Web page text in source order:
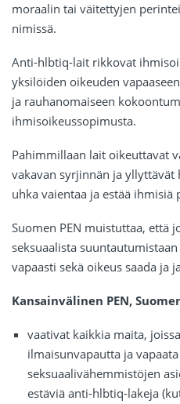
moraalin tai väitettyjen
nimissä.
Anti-hlbtiq-lait rikkovat
yksilöiden oikeuden
ja rauhanomaiseen
ihmisoikeussopimusta.
Pahimmillaan lait oikeuttavat
vakavan syrjinnän ja yllyttävät
uhka vaientaa ja estää
Suomen PEN muistuttaa, että
seksuaalista
vapaasti sekä oikeus saada ja
Kansainvälinen PEN,
vaativat kaikkia maita,
ilmaisunvapautta ja
seksuaalivähemmistöjen
estäviä anti-hlbtiq-lakeja